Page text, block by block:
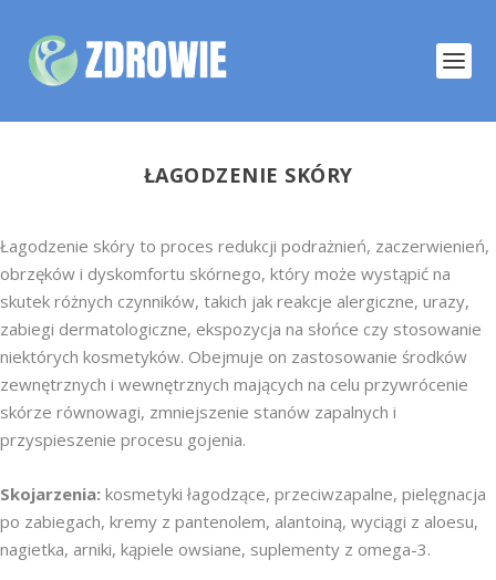
ŁAGODZENIE SKÓRY
Łagodzenie skóry to proces redukcji podrażnień, zaczerwienień,
obrzęków i dyskomfortu skórnego, który może wystąpić na
skutek różnych czynników, takich jak reakcje alergiczne, urazy,
zabiegi dermatologiczne, ekspozycja na słońce czy stosowanie
niektórych kosmetyków. Obejmuje on zastosowanie środków
zewnętrznych i wewnętrznych mających na celu przywrócenie
skórze równowagi, zmniejszenie stanów zapalnych i
przyspieszenie procesu gojenia.
Skojarzenia: kosmetyki łagodzące, przeciwzapalne, pielęgnacja
po zabiegach, kremy z pantenolem, alantoiną, wyciągi z aloesu,
nagietka, arniki, kąpiele owsiane, suplementy z omega-3.